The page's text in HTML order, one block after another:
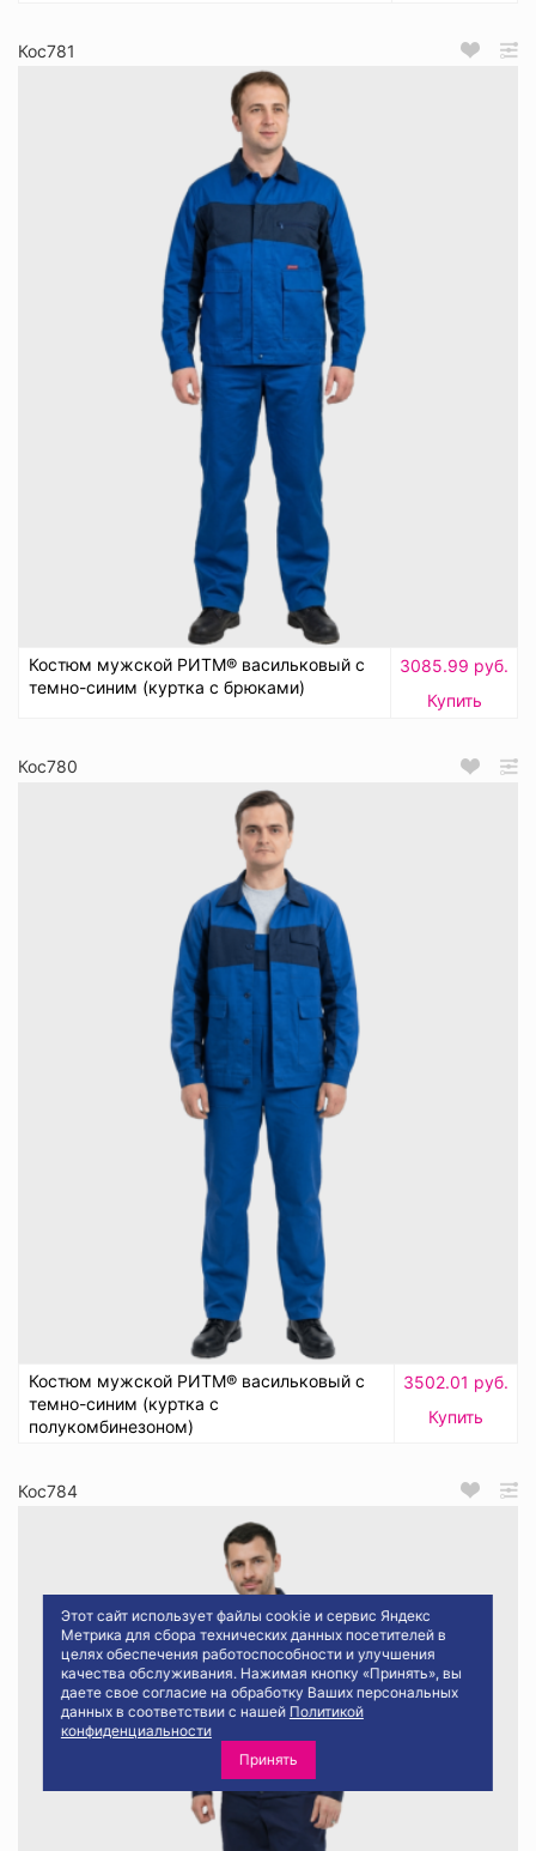
Этот сайт использует файлы cookie и сервис Яндекс
Метрика для сбора технических данных посетителей в
целях обеспечения работоспособности и улучшения
качества обслуживания. Нажимая кнопку «Принять», вы
даете свое согласие на обработку Ваших персональных
данных в соответствии с нашей Политикой
конфиденциальности
Принять
Кос781
Костюм мужской РИТМ® васильковый с
темно-синим (куртка с брюками)
3085.99 руб.
Купить
Кос780
Костюм мужской РИТМ® васильковый с
темно-синим (куртка с
полукомбинезоном)
3502.01 руб.
Купить
Кос784